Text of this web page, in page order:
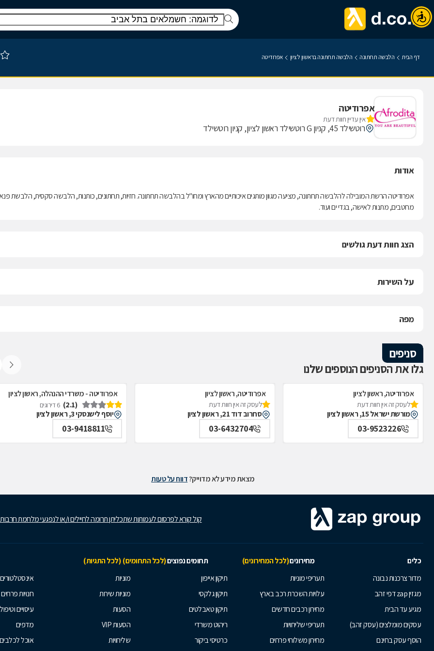
דף הבית הלבשה תחתונה הלבשה תחתונה בראשון לציון אפרודיטה
אפרודיטה
אין עדיין חוות דעת
רוטשילד 45, קניון G רוטשילד ראשון לציון, קניון רוטשילד
אודות
אפרודיטה הרשת המובילה להלבשה תחתונה, מציעה מגוון מותגים איכותיים מהארץ ומחו"ל בהלבשה תחתונה. חזיות, תחתונים, כותנות, הלבשה סקסית, הלבשת
מחטבים, מתנות לאישה, בגדי ים ועוד.
הצג חוות דעת גולשים
על השירות
מפה
סניפים
גלו את הסניפים הנוספים שלנו
אפרודיטה, ראשון לציון
לעסק זה אין חוות דעת
מורשת ישראל 15, ראשון לציון
03-9523226
אפרודיטה, ראשון לציון
לעסק זה אין חוות דעת
סחרוב דוד 21, ראשון לציון
03-6432704
אפרודיטה - משרדי ההנהלה, ראשון לציון
(2.1)
6 דירוגים
יוסף לישנסקי 3, ראשון לציון
03-9418811
מצאת מידע לא מדוייק?דווח על טעות
קול קורא לפרסום לעמותות שתכליתן תרומה לחיילים ו/או לנפגעי מלחמת
כלים מחירונים(לכל המחירונים) תחומים נפוצים(לכל התחומים) (לכל התגיות)
מדור צרכנות נבונה
מגזין zap דפי זהב
מגיע עד הבית
עסקים מומלצים (עסק זהב)
הוסף עסק בחינם
תעריפי מוניות
עלויות השכרת רכב בארץ
מחירון רכבים חדשים
תעריפי שליחויות
מחירון משלוחי פרחים
תיקון אייפון
תיקון גלקסי
תיקון טאבלטים
ריהוט משרדי
כרטיסי ביקור
מוניות
מוניות שירות
הסעות
הסעות VIP
שליחויות
אינסטלטורים
חנויות פרחים
עיסויים
מדפים
אוכל לכלבים